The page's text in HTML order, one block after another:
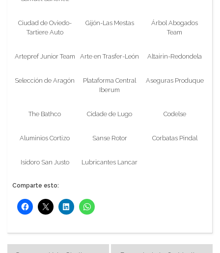
Ciudad de Oviedo-
Tartiere Auto
Gijón-Las Mestas
Árbol Abogados
Team
Artepref Junior Team Arte en Trasfer-León Altairin-Redondela
Selección de Aragón
Plataforma Central
Iberum
Aseguras Produque
The Bathco Cidade de Lugo Codelse
Aluminios Cortizo Sanse Rotor Corbatas Pindal
Isidoro San Justo Lubricantes Lancar
Comparte esto: